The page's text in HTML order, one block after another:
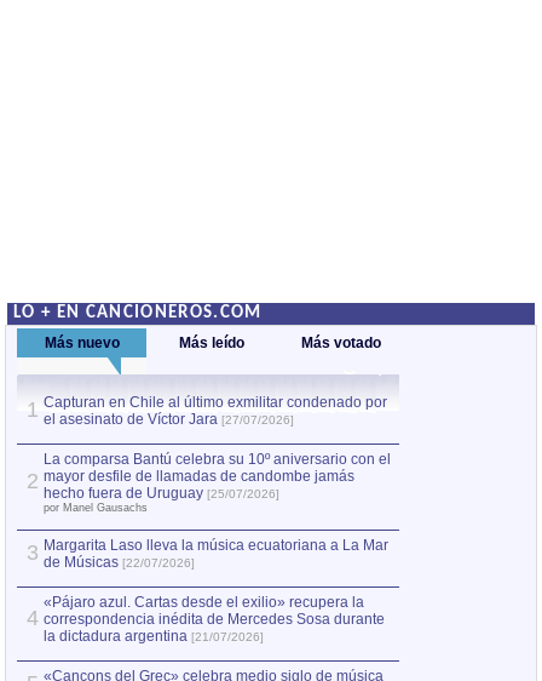
LO + EN CANCIONEROS.COM
Más nuevo Más leído Más votado
1 Capturan en Chile al último exmilitar condenado por
el asesinato de Víctor Jara [27/07/2026]
2
La comparsa Bantú celebra su 10º aniversario con el
mayor desfile de llamadas de candombe jamás
hecho fuera de Uruguay [25/07/2026]
por Manel Gausachs
3 Margarita Laso lleva la música ecuatoriana a La Mar
de Músicas [22/07/2026]
4
«Pájaro azul. Cartas desde el exilio» recupera la
correspondencia inédita de Mercedes Sosa durante
la dictadura argentina [21/07/2026]
«Cançons del Grec» celebra medio siglo de música